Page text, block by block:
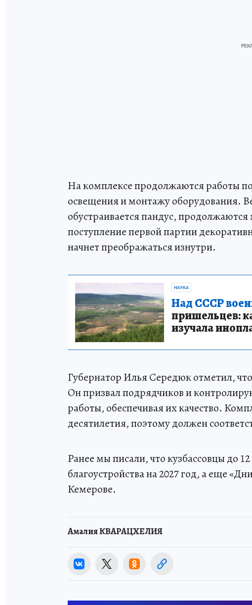
На комплексе продолжаются работы
освещения и монтажу оборудования.
обустраивается пандус,
поступление первой партии
начнет преображаться изнутри.
НАУКА
Над СССР
пришельцев:
изучала
Губернатор Илья Середюк отметил,
Он призвал подрядчиков и
работы, обеспечивая их качество.
десятилетия, поэтому должен
Ранее мы писали, что кузбассовцы до
благоустройства на 2027 год, а еще
Кемерове.
Амалия КВАРАЦХЕЛИЯ